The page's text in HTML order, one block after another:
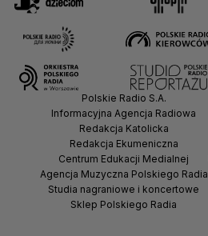
Polskie Radio S.A.
Informacyjna Agencja Radiowa
Redakcja Katolicka
Redakcja Ekumeniczna
Centrum Edukacji Medialnej
Agencja Muzyczna Polskiego Radia
Studia nagraniowe i koncertowe
Sklep Polskiego Radia